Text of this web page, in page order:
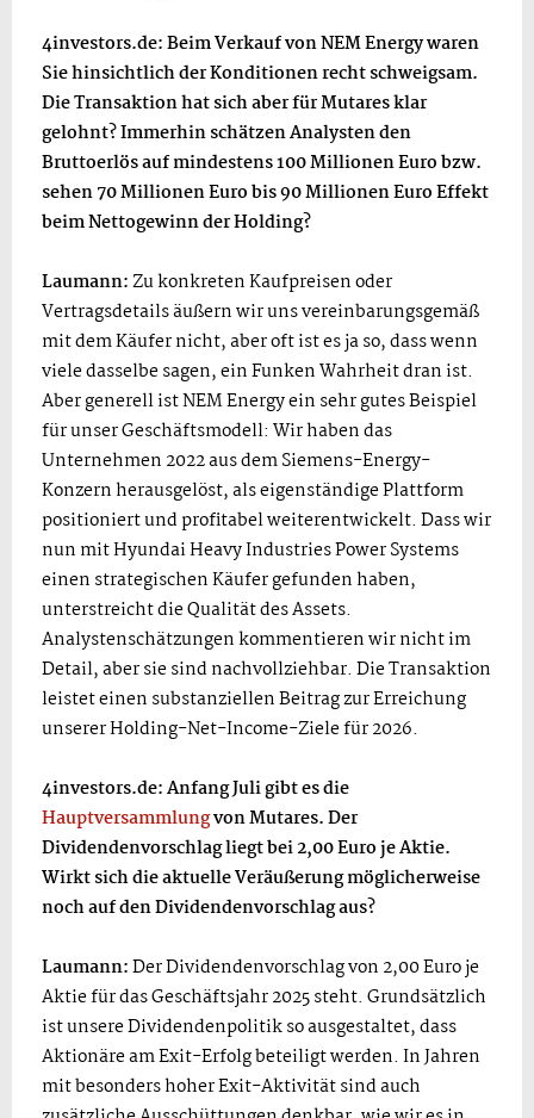
4investors.de: Beim Verkauf von NEM Energy waren
Sie hinsichtlich der Konditionen recht schweigsam.
Die Transaktion hat sich aber für Mutares klar
gelohnt? Immerhin schätzen Analysten den
Bruttoerlös auf mindestens 100 Millionen Euro bzw.
sehen 70 Millionen Euro bis 90 Millionen Euro Effekt
beim Nettogewinn der Holding?
Laumann:Zu konkreten Kaufpreisen oder
Vertragsdetails äußern wir uns vereinbarungsgemäß
mit dem Käufer nicht, aber oft ist es ja so, dass wenn
viele dasselbe sagen, ein Funken Wahrheit dran ist.
Aber generell ist NEM Energy ein sehr gutes Beispiel
für unser Geschäftsmodell: Wir haben das
Unternehmen 2022 aus dem Siemens-Energy-
Konzern herausgelöst, als eigenständige Plattform
positioniert und profitabel weiterentwickelt. Dass wir
nun mit Hyundai Heavy Industries Power Systems
einen strategischen Käufer gefunden haben,
unterstreicht die Qualität des Assets.
Analystenschätzungen kommentieren wir nicht im
Detail, aber sie sind nachvollziehbar. Die Transaktion
leistet einen substanziellen Beitrag zur Erreichung
unserer Holding-Net-Income-Ziele für 2026.
4investors.de: Anfang Juli gibt es die
Hauptversammlungvon Mutares. Der
Dividendenvorschlag liegt bei 2,00 Euro je Aktie.
Wirkt sich die aktuelle Veräußerung möglicherweise
noch auf den Dividendenvorschlag aus?
Laumann:Der Dividendenvorschlag von 2,00 Euro je
Aktie für das Geschäftsjahr 2025 steht. Grundsätzlich
ist unsere Dividendenpolitik so ausgestaltet, dass
Aktionäre am Exit-Erfolg beteiligt werden. In Jahren
mit besonders hoher Exit-Aktivität sind auch